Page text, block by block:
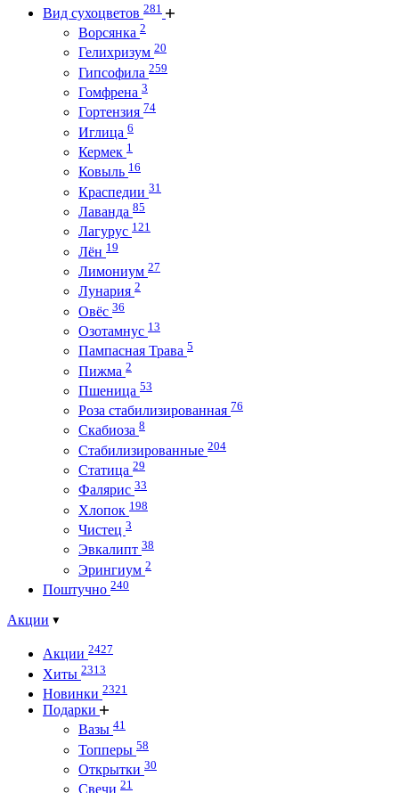
Вид сухоцветов 281
Ворсянка 2
Гелихризум 20
Гипсофила 259
Гомфрена 3
Гортензия 74
Иглица 6
Кермек 1
Ковыль 16
Краспедии 31
Лаванда 85
Лагурус 121
Лён 19
Лимониум 27
Лунария 2
Овёс 36
Озотамнус 13
Пампасная Трава 5
Пижма 2
Пшеница 53
Роза стабилизированная 76
Скабиоза 8
Стабилизированные 204
Статица 29
Фалярис 33
Хлопок 198
Чистец 3
Эвкалипт 38
Эрингиум 2
Поштучно 240
Акции
Акции 2427
Хиты 2313
Новинки 2321
Подарки
Вазы 41
Топперы 58
Открытки 30
Свечи 21